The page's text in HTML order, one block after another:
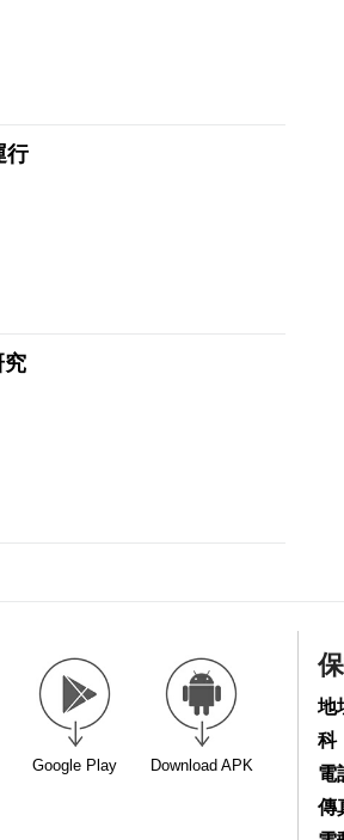
行
究
Google Play Download APK
地
科
電
傳